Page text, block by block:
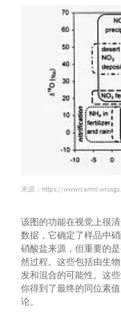
来源：https://
该图的功能在视觉上很
数据，它确定了样品中
硝酸盐来源，但重要的
然过程。这些包括由生
发和混合的可能性。这
你得到了最终的同位素
论。